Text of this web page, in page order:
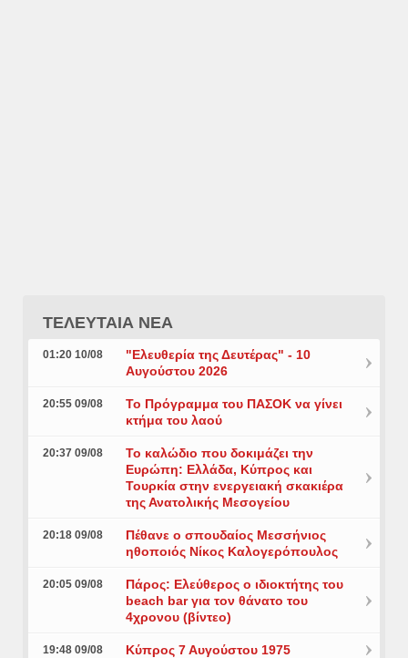
ΤΕΛΕΥΤΑΙΑ ΝΕΑ
01:20 10/08
"Ελευθερία της Δευτέρας" - 10
Αυγούστου 2026
20:55 09/08
Το Πρόγραμμα του ΠΑΣΟΚ να γίνει
κτήμα του λαού
20:37 09/08
Το καλώδιο που δοκιμάζει την
Ευρώπη: Ελλάδα, Κύπρος και
Τουρκία στην ενεργειακή σκακιέρα
της Ανατολικής Μεσογείου
20:18 09/08
Πέθανε ο σπουδαίος Μεσσήνιος
ηθοποιός Νίκος Καλογερόπουλος
20:05 09/08
Πάρος: Ελεύθερος ο ιδιοκτήτης του
beach bar για τον θάνατο του
4χρονου (βίντεο)
19:48 09/08 Κύπρος 7 Αυγούστου 1975